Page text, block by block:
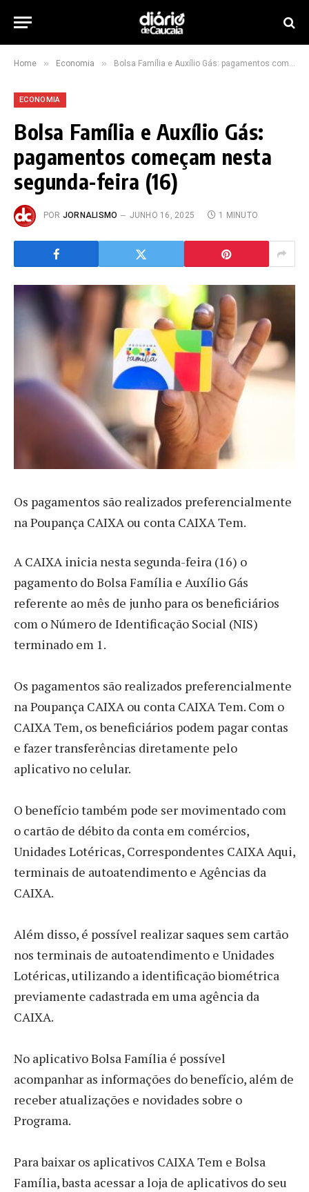
Home » Economia » Bolsa Família e Auxílio Gás: pagamentos começam nesta segunda-feira (16)
ECONOMIA
Bolsa Família e Auxílio Gás:
pagamentos começam nesta
segunda-feira (16)
POR JORNALISMO JUNHO 16, 2025 1 MINUTO
Os pagamentos são realizados preferencialmente
na Poupança CAIXA ou conta CAIXA Tem.
A CAIXA inicia nesta segunda-feira (16) o
pagamento do Bolsa Família e Auxílio Gás
referente ao mês de junho para os beneficiários
com o Número de Identificação Social (NIS)
terminado em 1.
Os pagamentos são realizados preferencialmente
na Poupança CAIXA ou conta CAIXA Tem. Com o
CAIXA Tem, os beneficiários podem pagar contas
e fazer transferências diretamente pelo
aplicativo no celular.
O benefício também pode ser movimentado com
o cartão de débito da conta em comércios,
Unidades Lotéricas, Correspondentes CAIXA Aqui,
terminais de autoatendimento e Agências da
CAIXA.
Além disso, é possível realizar saques sem cartão
nos terminais de autoatendimento e Unidades
Lotéricas, utilizando a identificação biométrica
previamente cadastrada em uma agência da
CAIXA.
No aplicativo Bolsa Família é possível
acompanhar as informações do benefício, além de
receber atualizações e novidades sobre o
Programa.
Para baixar os aplicativos CAIXA Tem e Bolsa
Família, basta acessar a loja de aplicativos do seu